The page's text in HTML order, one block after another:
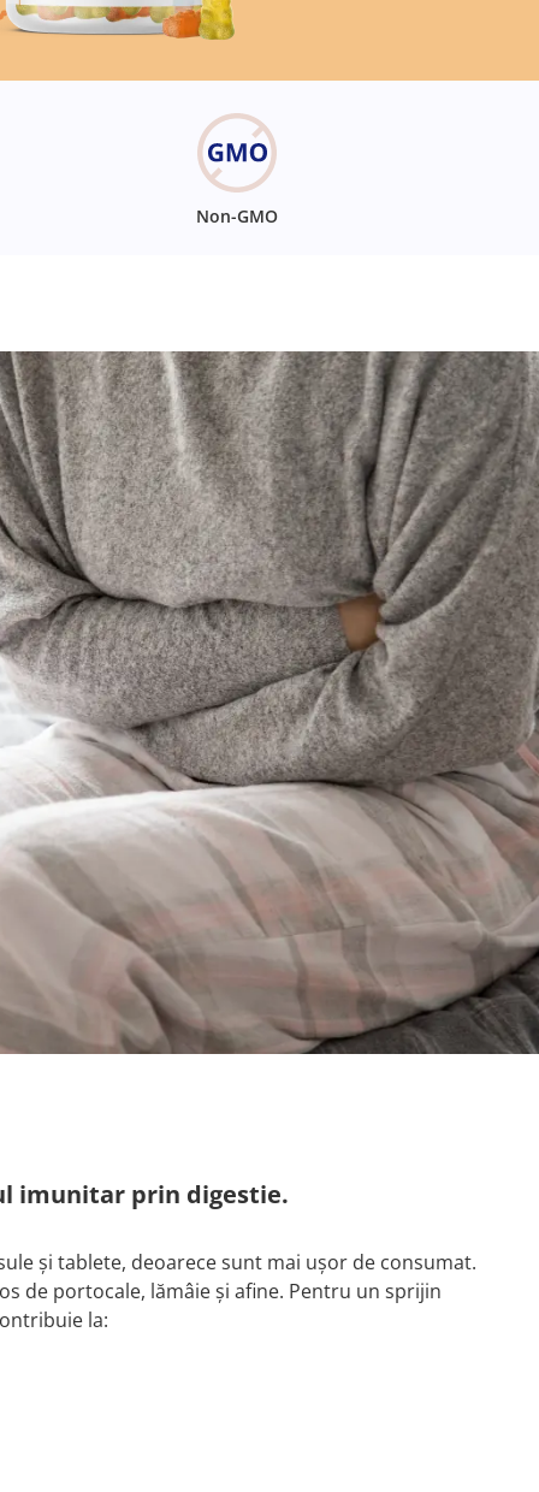
Non-GMO
imunitar prin digestie.
și tablete, deoarece sunt mai ușor de consumat.
de portocale, lămâie și afine. Pentru un sprijin
la: